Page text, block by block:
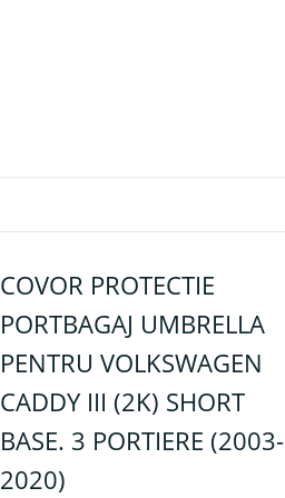
COVOR PROTECTIE
PORTBAGAJ UMBRELLA
PENTRU VOLKSWAGEN
CADDY III (2K) SHORT
BASE. 3 PORTIERE (2003-
2020)